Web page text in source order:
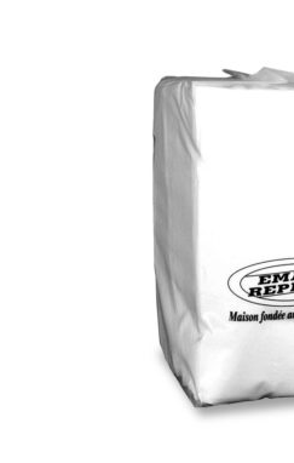
Une histoire de plaques émaillées